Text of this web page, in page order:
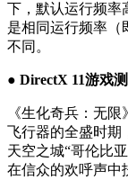
下，默认运行频率
是相同运行频率（
不同。
● DirectX 11游戏
《生化奇兵：无
飞行器的全盛时期
天空之城“哥伦比
在信众的欢呼声中